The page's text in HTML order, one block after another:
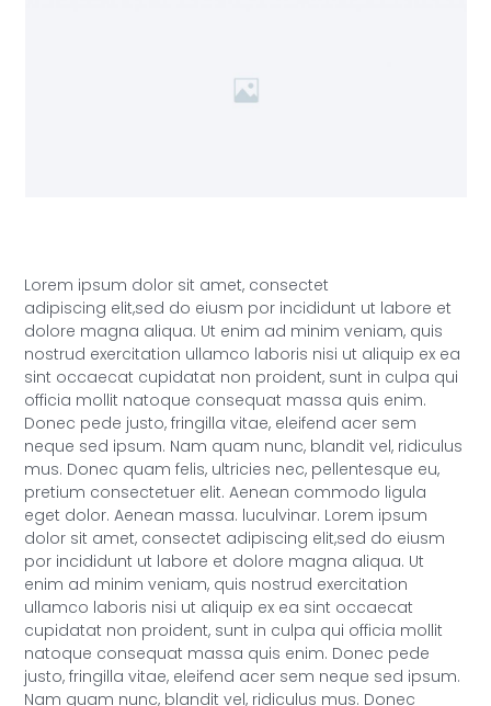
Lorem ipsum dolor sit amet, consectet
adipiscing elit,sed do eiusm por incididunt ut labore et
dolore magna aliqua. Ut enim ad minim veniam, quis
nostrud exercitation ullamco laboris nisi ut aliquip ex ea
sint occaecat cupidatat non proident, sunt in culpa qui
officia mollit natoque consequat massa quis enim.
Donec pede justo, fringilla vitae, eleifend acer sem
neque sed ipsum. Nam quam nunc, blandit vel, ridiculus
mus. Donec quam felis, ultricies nec, pellentesque eu,
pretium consectetuer elit. Aenean commodo ligula
eget dolor. Aenean massa. luculvinar. Lorem ipsum
dolor sit amet, consectet adipiscing elit,sed do eiusm
por incididunt ut labore et dolore magna aliqua. Ut
enim ad minim veniam, quis nostrud exercitation
ullamco laboris nisi ut aliquip ex ea sint occaecat
cupidatat non proident, sunt in culpa qui officia mollit
natoque consequat massa quis enim. Donec pede
justo, fringilla vitae, eleifend acer sem neque sed ipsum.
Nam quam nunc, blandit vel, ridiculus mus. Donec